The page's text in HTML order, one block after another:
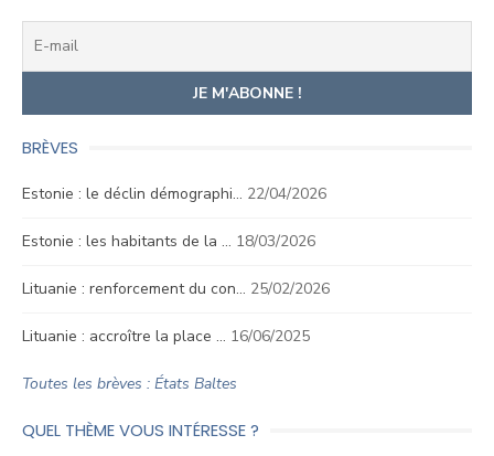
BRÈVES
Estonie : le déclin démographi… 22/04/2026
Estonie : les habitants de la … 18/03/2026
Lituanie : renforcement du con… 25/02/2026
Lituanie : accroître la place … 16/06/2025
Toutes les brèves : États Baltes
QUEL THÈME VOUS INTÉRESSE ?